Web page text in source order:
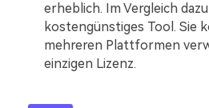
erheblich. Im Vergleich
kostengünstiges Tool. Sie
mehreren Plattformen
einzigen Lizenz.